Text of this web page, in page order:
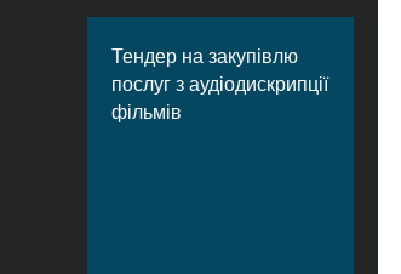
Тендер на закупівлю
послуг з аудіодискрипції
фільмів